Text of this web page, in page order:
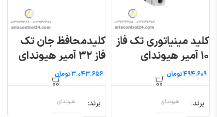
کلید مینیاتوری تک فاز
۱۰ آمپر هیوندای
تومان
برند هیوندای
کلیدمحافظ جان تک
فاز ۳۲ آمپر هیوندای
تومان
برند هیوندای